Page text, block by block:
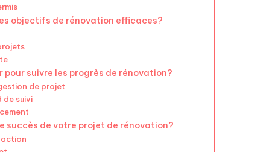
objectifs de rénovation efficaces?
pour suivre les progrès de rénovation?
de projet
de suivi
succès de votre projet de rénovation?